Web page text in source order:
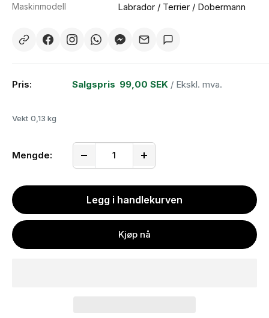
Maskinmodell Labrador / Terrier / Dobermann
Pris: Salgspris 99,00 SEK / Ekskl. mva.
Vekt 0,13 kg
Mengde:
Legg i handlekurven
Kjøp nå